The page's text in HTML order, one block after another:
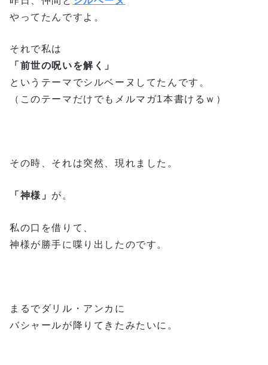
やってたんですよ。
それで私は
「前世の呪いを解く」
というテーマでシルベーヌしてたんです。
（このテーマだけでもメルマガ1本書けるｗ）
その時、それは突然、現れました。
「神様」 が。
私の口を借りて、
神様が勝手に喋り出したのです。
まるでダリル・アンカに
バシャールが降りてきたみたいに。